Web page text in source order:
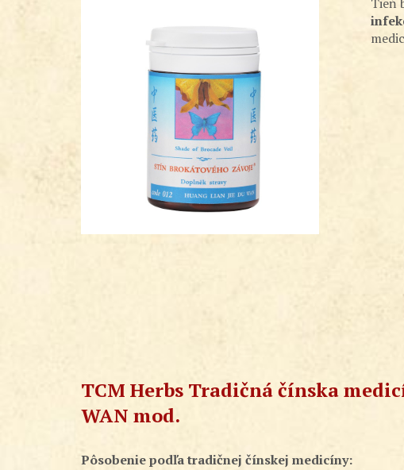
Tieň
TCM Herbs Tradičná čínska
WAN mod.
Pôsobenie podľa tradičnej čínskej medicíny: